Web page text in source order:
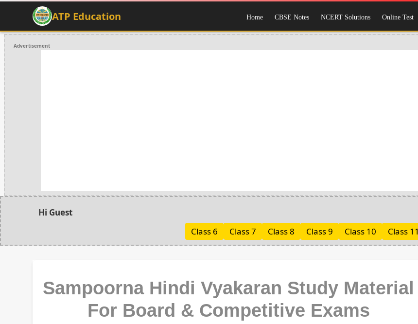
ATP Education Home CBSE Notes NCERT Solutions Online Test
Advertisement
Hi Guest
Class 6
Class 7 Class 8 Class 9 Class 10 Class 11
Sampoorna Hindi Vyakaran Study Material
For Board & Competitive Exams